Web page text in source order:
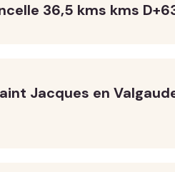
36,5 kms kms
Jacques en